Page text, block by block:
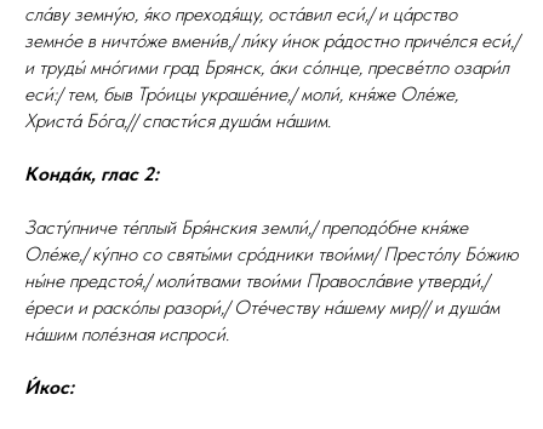
сла́ву земну́ю, я́ко преходя́щу, оста́вил еси́,/ и ца́рство
земно́е в ничто́же вмени́в,/ ли́ку и́нок ра́достно приче́лся еси́,/
и труды́ мно́гими град Брянск, а́ки со́лнце, пресве́тло озари́л
еси́:/ тем, быв Тро́ицы украше́ние,/ моли́, кня́же Оле́же,
Христа́ Бо́га,// спасти́ся душа́м на́шим.
Конда́к, глас 2:
Засту́пниче те́плый Бря́нския земли́,/ преподо́бне кня́же
Оле́же,/ ку́пно со святы́ми сро́дники твои́ми/ Престо́лу Бо́жию
ны́не предстоя́,/ моли́твами твои́ми Правосла́вие утверди́,/
е́реси и раско́лы разори́,/ Оте́честву на́шему мир// и душа́м
на́шим поле́зная испроси́.
И́кос: